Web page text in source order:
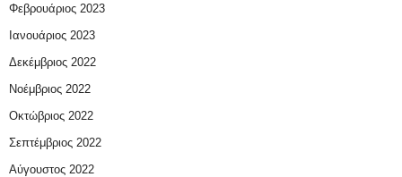
Φεβρουάριος 2023
Ιανουάριος 2023
Δεκέμβριος 2022
Νοέμβριος 2022
Οκτώβριος 2022
Σεπτέμβριος 2022
Αύγουστος 2022